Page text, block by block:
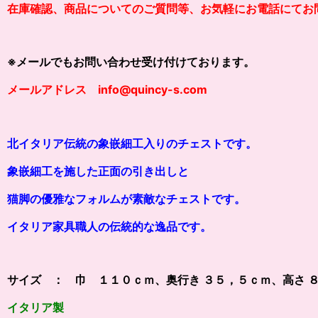
在庫確認、商品についてのご質問等、お気軽にお電話にて
※メールでもお問い合わせ受け付けております。
メールアドレス info@quincy-s.com
北イタリア伝統の象嵌細工入りのチェストです。
象嵌細工を施した正面の引き出しと
猫脚の優雅なフォルムが素敵なチェストです。
イタリア家具職人の伝統的な逸品です。
サイズ ： 巾 １１０ｃｍ、奥行き ３５，５ｃｍ、高さ
イタリア製